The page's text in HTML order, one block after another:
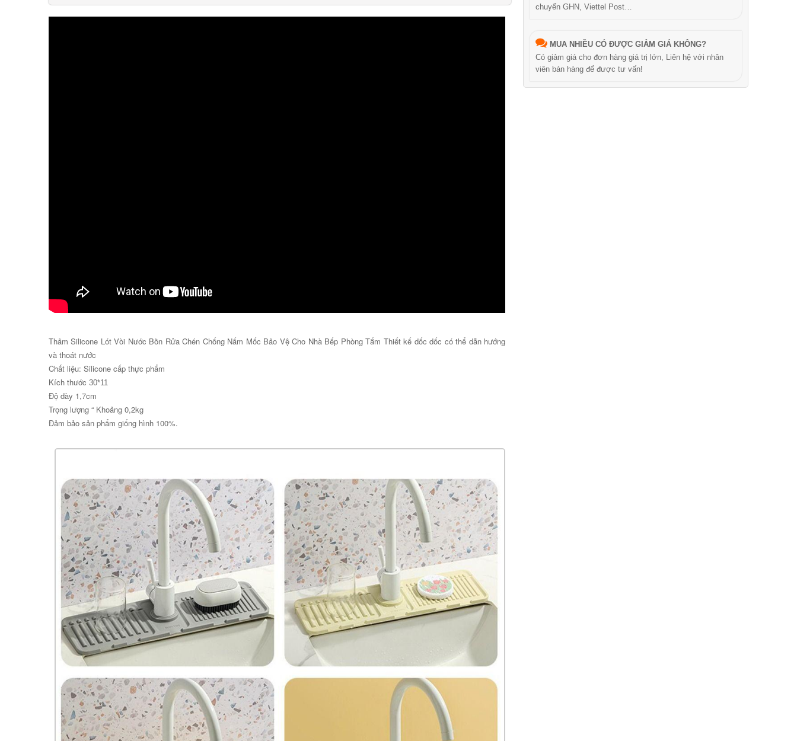
Thảm Silicone Lót Vòi Nước Bồn Rửa Chén Chống Nấm Mốc Bảo Vệ Cho Nhà Bếp Phòng Tắm Thiết kế dốc dốc có thể dẫn hướng
và thoát nước
Chất liệu: Silicone cấp thực phẩm
Kích thước 30*11
Độ dày 1,7cm
Trọng lượng “ Khoảng 0,2kg
Đảm bảo sản phẩm giống hình 100%.
chuyển GHN, Viettel Post…
MUA NHIỀU CÓ ĐƯỢC GIẢM GIÁ KHÔNG?
Có giảm giá cho đơn hàng giá trị lớn, Liên hệ với nhân
viên bán hàng để được tư vấn!